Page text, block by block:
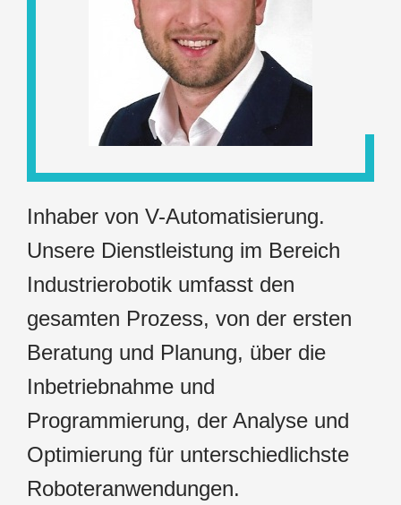
Inhaber von V-Automatisierung.
Unsere Dienstleistung im Bereich
Industrierobotik umfasst den
gesamten Prozess, von der ersten
Beratung und Planung, über die
Inbetriebnahme und
Programmierung, der Analyse und
Optimierung für unterschiedlichste
Roboteranwendungen.